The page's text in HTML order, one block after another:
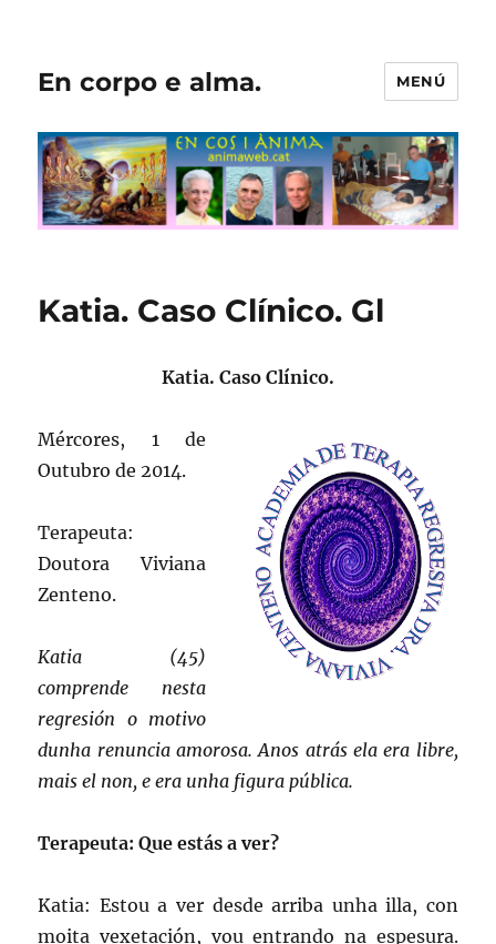
En corpo e alma. MENÚ
Katia. Caso Clínico. Gl
Katia. Caso Clínico.
Mércores, 1 de
Outubro de 2014.
Terapeuta:
Doutora Viviana
Zenteno.
Katia (45)
comprende nesta
regresión o motivo
dunha renuncia amorosa. Anos atrás ela era libre,
mais el non, e era unha figura pública.
Terapeuta: Que estás a ver?
Katia: Estou a ver desde arriba unha illa, con
moita vexetación, vou entrando na espesura.